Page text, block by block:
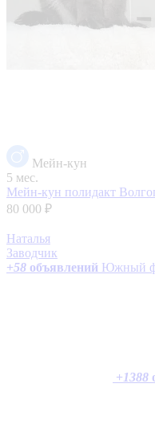
Мейн-кун
5 мес.
Мейн-кун полидакт
80 000 ₽
Наталья
Заводчик
+58 объявлений Южный
+1388